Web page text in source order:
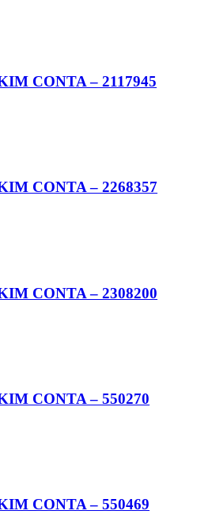
CONTA – 2117945
CONTA – 2268357
CONTA – 2308200
CONTA – 550270
CONTA – 550469